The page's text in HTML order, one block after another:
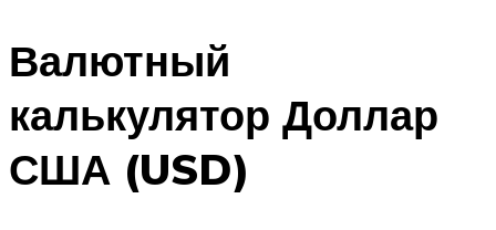
Валютный
калькулятор Доллар
США (USD)